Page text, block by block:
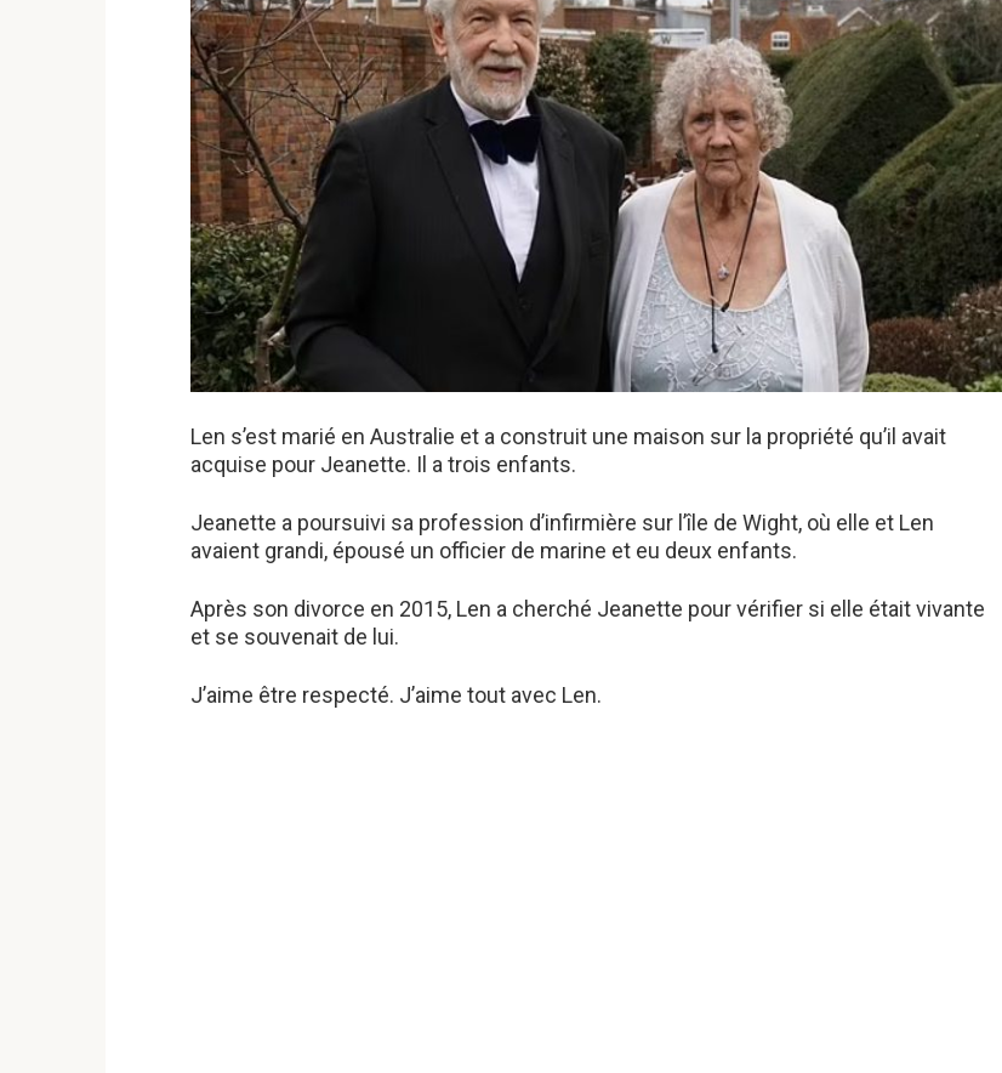
Len s’est marié en Australie et a construit une maison sur la propriété qu’il avait
acquise pour Jeanette. Il a trois enfants.
Jeanette a poursuivi sa profession d’infirmière sur l’île de Wight, où elle et Len
avaient grandi, épousé un officier de marine et eu deux enfants.
Après son divorce en 2015, Len a cherché Jeanette pour vérifier si elle était vivante
et se souvenait de lui.
J’aime être respecté. J’aime tout avec Len.